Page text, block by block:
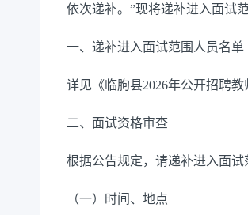
依次递补。”现将递补进入面试
一、 递补进入面试范围人员名单
详见《 临朐县2026年公开招聘教
二、 面试资格审查
根据公告规定， 请递补进入面试
（一） 时间、地点